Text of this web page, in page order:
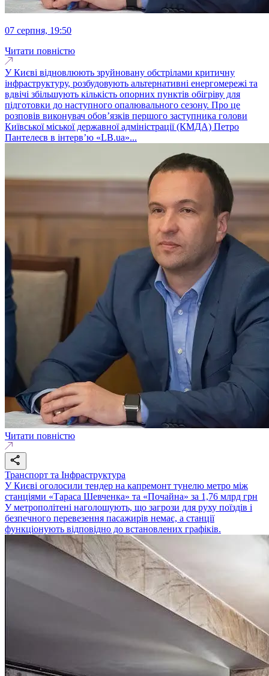
07 серпня, 19:50
Читати повністю
У Києві відновлюють зруйновану обстрілами критичну
інфраструктуру, розбудовують альтернативні енергомережі та
вдвічі збільшують кількість опорних пунктів обігріву для
підготовки до наступного опалювального сезону. Про це
розповів виконувач обовʼязків першого заступника голови
Київської міської державної адміністрації (КМДА) Петро
Пантелеєв в інтервʼю «LB.ua»...
Читати повністю
Транспорт та Інфраструктура
У Києві оголосили тендер на капремонт тунелю метро між
станціями «Тараса Шевченка» та «Почайна» за 1,76 млрд грн
У метрополітені наголошують, що загрози для руху поїздів і
безпечного перевезення пасажирів немає, а станції
функціонують відповідно до встановлених графіків.